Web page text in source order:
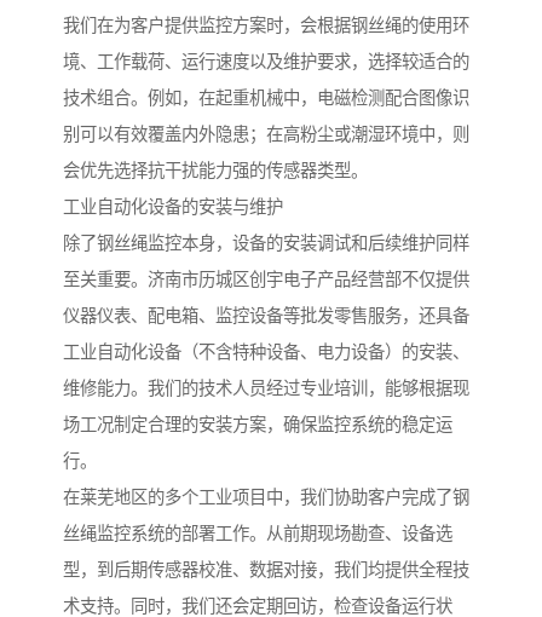
我们在为客户提供监控方案时，会根据钢丝绳的使用环
境、工作载荷、运行速度以及维护要求，选择较适合的
技术组合。例如，在起重机械中，电磁检测配合图像识
别可以有效覆盖内外隐患；在高粉尘或潮湿环境中，则
会优先选择抗干扰能力强的传感器类型。
工业自动化设备的安装与维护
除了钢丝绳监控本身，设备的安装调试和后续维护同样
至关重要。济南市历城区创宇电子产品经营部不仅提供
仪器仪表、配电箱、监控设备等批发零售服务，还具备
工业自动化设备（不含特种设备、电力设备）的安装、
维修能力。我们的技术人员经过专业培训，能够根据现
场工况制定合理的安装方案，确保监控系统的稳定运
行。
在莱芜地区的多个工业项目中，我们协助客户完成了钢
丝绳监控系统的部署工作。从前期现场勘查、设备选
型，到后期传感器校准、数据对接，我们均提供全程技
术支持。同时，我们还会定期回访，检查设备运行状